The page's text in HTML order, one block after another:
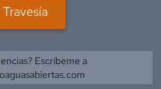
Escríbeme a